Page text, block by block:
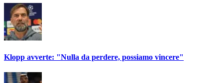
Klopp avverte: "Nulla da perdere, possiamo vincere"